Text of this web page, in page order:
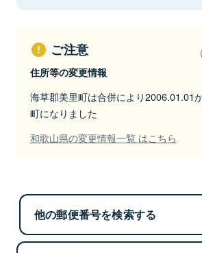
ご注意
住所等の変更情報
海草郡美里町は合併により2006.01.01
町になりました
和歌山県の変更情報一覧 はこちら
他の郵便番号を検索する